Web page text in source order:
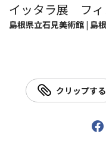
イッタラ展 フィ
島根県立石見美術館 | 島
クリップする